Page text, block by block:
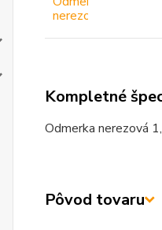
Kompletné
Odmerka nerezová
Pôvod tovaru